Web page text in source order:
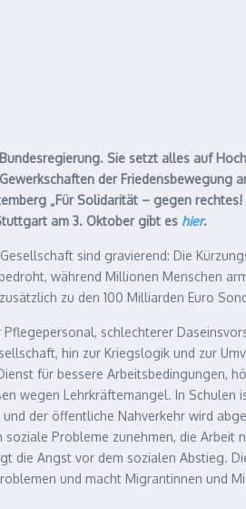
Sie setzt alles auf
der Friedensbewegung
„Für Solidarität – gegen
am 3. Oktober gibt es hier.
sind gravierend: Die
während Millionen Menschen
zu den 100 Milliarden Euro
schlechterer
hin zur Kriegslogik und zur
für bessere Arbeitsbedingungen,
wegen Lehrkräftemangel. In Schulen
der öffentliche Nahverkehr wird
Probleme zunehmen, die Arbeit
die Angst vor dem sozialen Abstieg.
und macht Migrantinnen und